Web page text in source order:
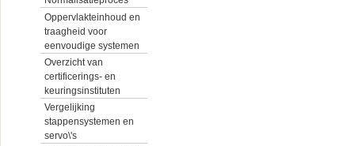
Oppervlakteinhoud en
traagheid voor
eenvoudige systemen
Overzicht van
certificerings- en
keuringsinstituten
Vergelijking
stappensystemen en
servo\'s